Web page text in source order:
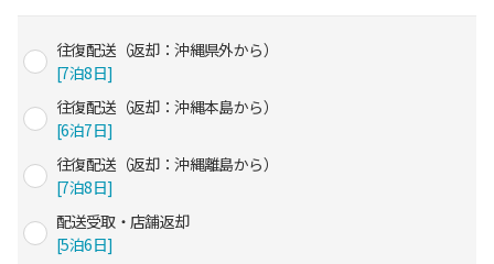
往復配送（返却：沖縄県外から）
[7泊8日]
往復配送（返却：沖縄本島から）
[6泊7日]
往復配送（返却：沖縄離島から）
[7泊8日]
配送受取・店舗返却
[5泊6日]